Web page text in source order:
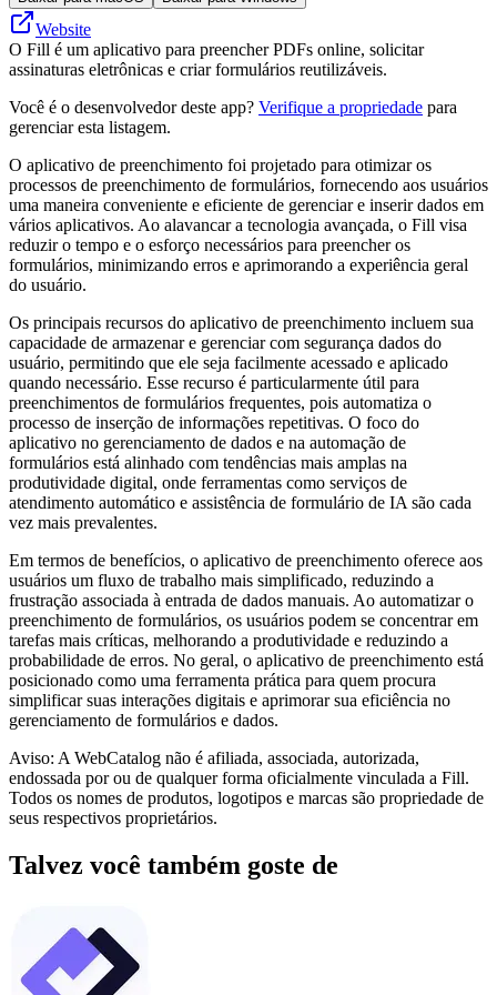
Website
O Fill é um aplicativo para preencher PDFs online, solicitar
assinaturas eletrônicas e criar formulários reutilizáveis.
Você é o desenvolvedor deste app? Verifique a propriedade para
gerenciar esta listagem.
O aplicativo de preenchimento foi projetado para otimizar os
processos de preenchimento de formulários, fornecendo aos usuários
uma maneira conveniente e eficiente de gerenciar e inserir dados em
vários aplicativos. Ao alavancar a tecnologia avançada, o Fill visa
reduzir o tempo e o esforço necessários para preencher os
formulários, minimizando erros e aprimorando a experiência geral
do usuário.
Os principais recursos do aplicativo de preenchimento incluem sua
capacidade de armazenar e gerenciar com segurança dados do
usuário, permitindo que ele seja facilmente acessado e aplicado
quando necessário. Esse recurso é particularmente útil para
preenchimentos de formulários frequentes, pois automatiza o
processo de inserção de informações repetitivas. O foco do
aplicativo no gerenciamento de dados e na automação de
formulários está alinhado com tendências mais amplas na
produtividade digital, onde ferramentas como serviços de
atendimento automático e assistência de formulário de IA são cada
vez mais prevalentes.
Em termos de benefícios, o aplicativo de preenchimento oferece aos
usuários um fluxo de trabalho mais simplificado, reduzindo a
frustração associada à entrada de dados manuais. Ao automatizar o
preenchimento de formulários, os usuários podem se concentrar em
tarefas mais críticas, melhorando a produtividade e reduzindo a
probabilidade de erros. No geral, o aplicativo de preenchimento está
posicionado como uma ferramenta prática para quem procura
simplificar suas interações digitais e aprimorar sua eficiência no
gerenciamento de formulários e dados.
Aviso: A WebCatalog não é afiliada, associada, autorizada,
endossada por ou de qualquer forma oficialmente vinculada a Fill.
Todos os nomes de produtos, logotipos e marcas são propriedade de
seus respectivos proprietários.
Talvez você também goste de